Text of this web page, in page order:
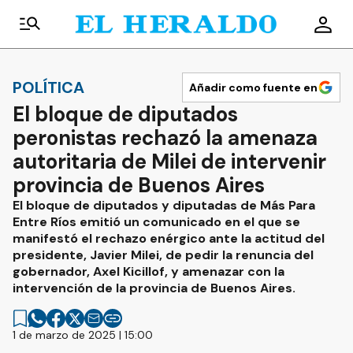
POLÍTICA Añadir como fuente en
El bloque de diputados
peronistas rechazó la amenaza
autoritaria de Milei de intervenir
provincia de Buenos Aires
El bloque de diputados y diputadas de Más Para
Entre Ríos emitió un comunicado en el que se
manifestó el rechazo enérgico ante la actitud del
presidente, Javier Milei, de pedir la renuncia del
gobernador, Axel Kicillof, y amenazar con la
intervención de la provincia de Buenos Aires.
1 de marzo de 2025 | 15:00